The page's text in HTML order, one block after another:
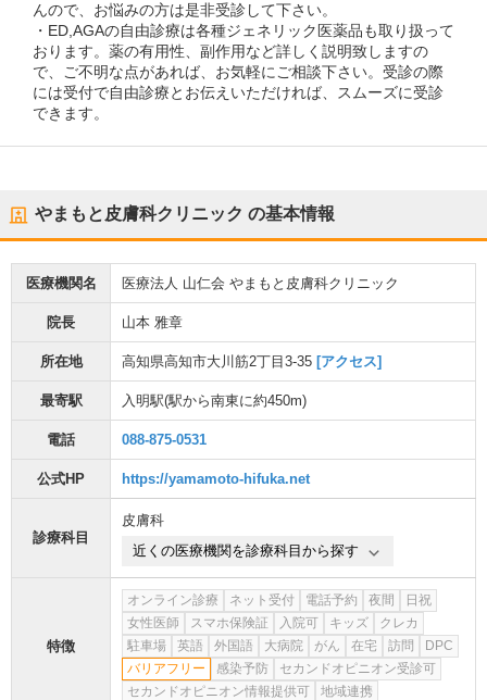
んので、お悩みの方は是非受診して下さい。
・ED,AGAの自由診療は各種ジェネリック医薬品も取り扱って
おります。薬の有用性、副作用など詳しく説明致しますの
で、ご不明な点があれば、お気軽にご相談下さい。受診の際
には受付で自由診療とお伝えいただければ、スムーズに受診
できます。
やまもと皮膚科クリニック の基本情報
医療機関名 医療法人 山仁会 やまもと皮膚科クリニック
院長 山本 雅章
所在地 高知県高知市大川筋2丁目3-35 [アクセス]
最寄駅 入明駅(駅から南東に約450m)
電話 088-875-0531
公式HP https://yamamoto-hifuka.net
診療科目
皮膚科
近くの医療機関を診療科目から探す
特徴
オンライン診療 ネット受付 電話予約 夜間
日祝
女性医師
スマホ保険証 入院可 キッズ
クレカ
駐車場
英語 外国語 大病院 がん 在宅 訪問
DPC
バリアフリー
感染予防
セカンドオピニオン受診可
セカンドオピニオン情報提供可
地域連携